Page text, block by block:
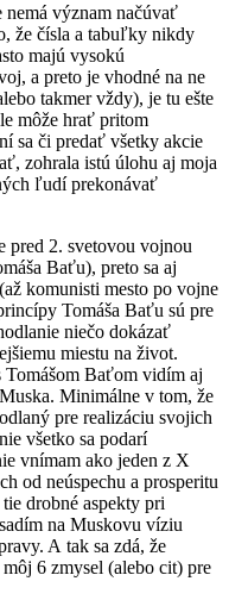
význam načúvať
že čísla a tabuľky nikdy
majú vysokú
a preto je vhodné na ne
takmer vždy), je tu ešte
môže hrať pritom
sa či predať všetky akcie
zohrala istú úlohu aj moja
ľudí prekonávať
pred 2. svetovou vojnou
Baťu), preto sa aj
komunisti mesto po vojne
Tomáša Baťu sú pre
niečo dokázať
miestu na život.
Baťom vidím aj
Minimálne v tom, že
pre realizáciu svojich
všetko sa podarí
vnímam ako jeden z X
od neúspechu a prosperitu
drobné aspekty pri
na Muskovu víziu
A tak sa zdá, že
6 zmysel (alebo cit) pre